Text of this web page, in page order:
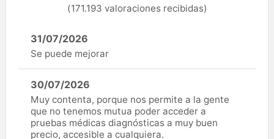
(171.193 valoraciones recibidas)
31/07/2026
Se puede mejorar
30/07/2026
Muy contenta, porque nos permite a la gente
que no tenemos mutua poder acceder a
pruebas médicas diagnósticas a muy buen
precio, accesible a cualquiera.